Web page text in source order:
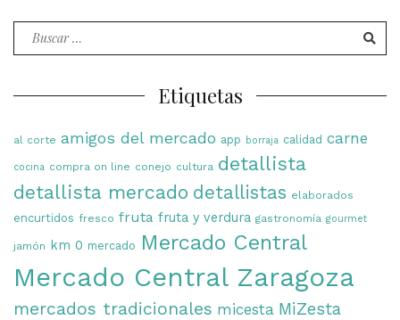
Buscar
Etiquetas
al corte amigos del mercado app borraja calidad carne
cocina compra on line conejo cultura detallista
detallista mercado detallistas elaborados
encurtidos fresco fruta fruta y verdura gastronomía gourmet
jamón km 0 mercado Mercado Central
Mercado Central Zaragoza
mercados tradicionales micesta MiZesta